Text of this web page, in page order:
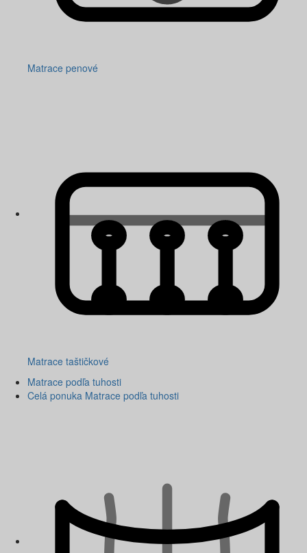
Matrace penové
Matrace taštičkové
Matrace podľa tuhosti
Celá ponuka Matrace podľa tuhosti